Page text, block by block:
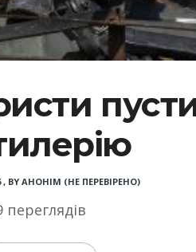
, BY АНОНІМ (НЕ ПЕРЕВІРЕНО)
переглядів